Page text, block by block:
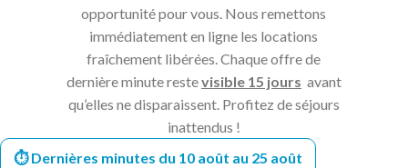
opportunité pour vous. Nous remettons
immédiatement en ligne les locations
fraîchement libérées. Chaque offre de
dernière minute restevisible 15 jours avant
qu’elles ne disparaissent. Profitez de séjours
inattendus !
⏱️ Dernières minutes du 10 août au 25 août